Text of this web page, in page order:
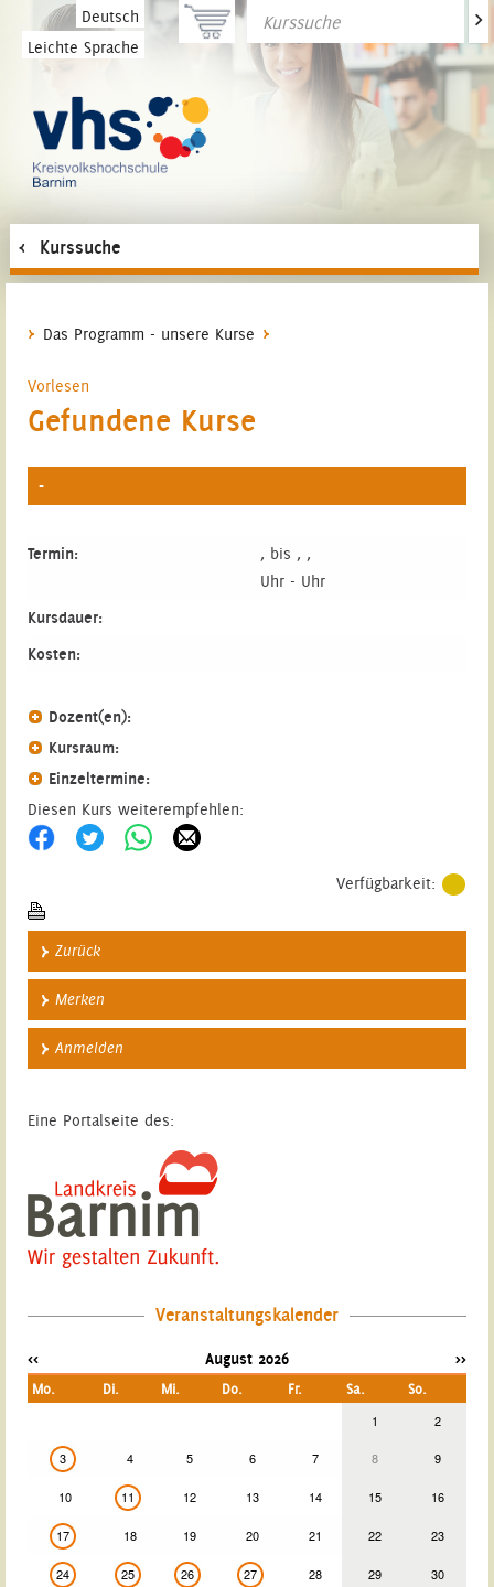
Deutsch
Leichte Sprache
>
Kurssuche
Das Programm - unsere Kurse
Vorlesen
Gefundene Kurse
-
Termin:
, bis , ,
Uhr - Uhr
Kursdauer:
Kosten:
Dozent(en):
Kursraum:
Einzeltermine:
Diesen Kurs weiterempfehlen:
Verfügbarkeit:
Zurück
Merken
Anmelden
Eine Portalseite des:
Veranstaltungskalender
<< August 2026 >>
Mo. Di. Mi. Do. Fr. Sa. So.
1 2
3 4 5 6 7 8 9
10 11 12 13 14 15 16
17 18 19 20 21 22 23
24 25 26 27 28 29 30